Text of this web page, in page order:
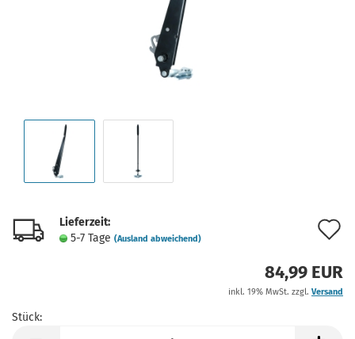
Lieferzeit:
5-7 Tage (Ausland abweichend)
84,99 EUR
inkl. 19% MwSt. zzgl. Versand
Stück: